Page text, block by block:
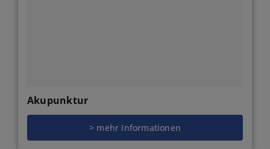
Akupunktur
> mehr Informationen